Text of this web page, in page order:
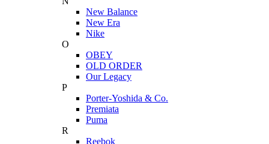
New Balance
New Era
Nike
O
OBEY
OLD ORDER
Our Legacy
P
Porter-Yoshida & Co.
Premiata
Puma
R
Reebok